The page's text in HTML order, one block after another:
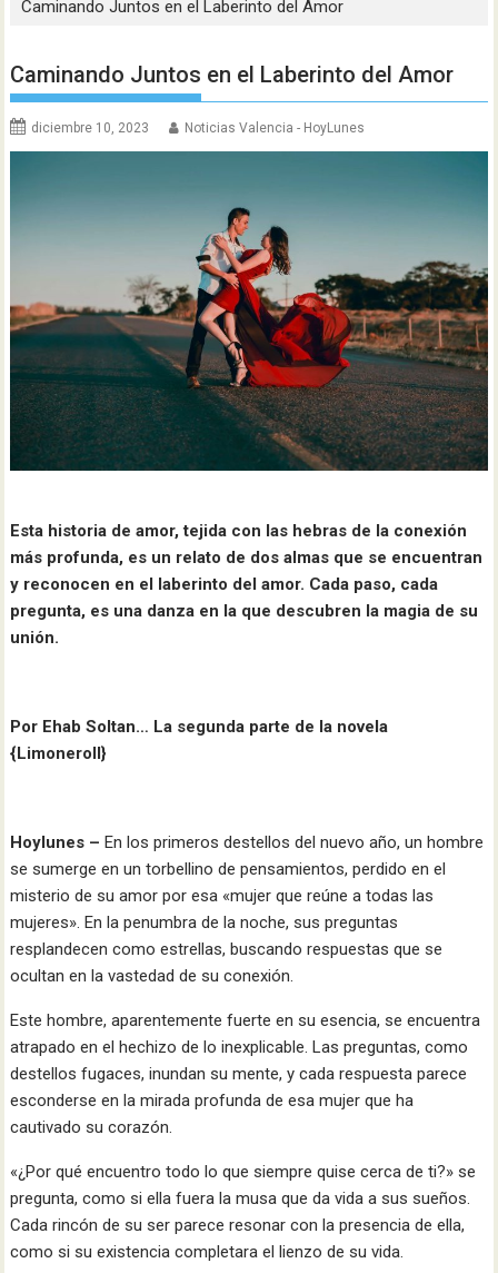
Caminando Juntos en el Laberinto del Amor
Caminando Juntos en el Laberinto del Amor
diciembre 10, 2023 Noticias Valencia - HoyLunes
Esta historia de amor, tejida con las hebras de la conexión
más profunda, es un relato de dos almas que se encuentran
y reconocen en el laberinto del amor. Cada paso, cada
pregunta, es una danza en la que descubren la magia de su
unión.
Por Ehab Soltan… La segunda parte de la novela
{LimoneroII}
Hoylunes – En los primeros destellos del nuevo año, un hombre
se sumerge en un torbellino de pensamientos, perdido en el
misterio de su amor por esa «mujer que reúne a todas las
mujeres». En la penumbra de la noche, sus preguntas
resplandecen como estrellas, buscando respuestas que se
ocultan en la vastedad de su conexión.
Este hombre, aparentemente fuerte en su esencia, se encuentra
atrapado en el hechizo de lo inexplicable. Las preguntas, como
destellos fugaces, inundan su mente, y cada respuesta parece
esconderse en la mirada profunda de esa mujer que ha
cautivado su corazón.
«¿Por qué encuentro todo lo que siempre quise cerca de ti?» se
pregunta, como si ella fuera la musa que da vida a sus sueños.
Cada rincón de su ser parece resonar con la presencia de ella,
como si su existencia completara el lienzo de su vida.